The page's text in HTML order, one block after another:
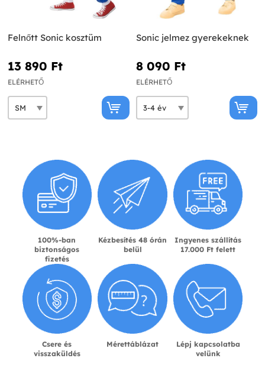
Felnőtt Sonic kosztüm
13 890 Ft‎
ELÉRHETŐ
Sonic jelmez gyerekeknek
8 090 Ft‎
ELÉRHETŐ
100%-ban
biztonságos
fizetés
Kézbesítés 48 órán
belül
Ingyenes szállítás
17.000 Ft felett
Csere és
visszaküldés
Mérettáblázat
Lépj kapcsolatba
velünk